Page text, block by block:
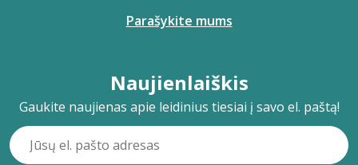
Parašykite mums
Naujienlaiškis
Gaukite naujienas apie leidinius tiesiai į savo el. paštą!